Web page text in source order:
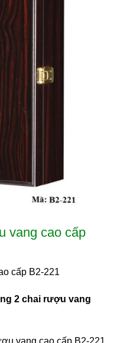
vang cao cấp
cấp B2-221
2 chai rượu vang
vang cao cấp B2-221